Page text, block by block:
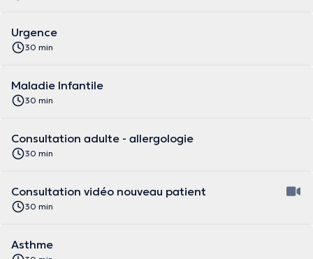
Urgence
30 min
Maladie Infantile
30 min
Consultation adulte - allergologie
30 min
Consultation vidéo nouveau patient
30 min
Asthme